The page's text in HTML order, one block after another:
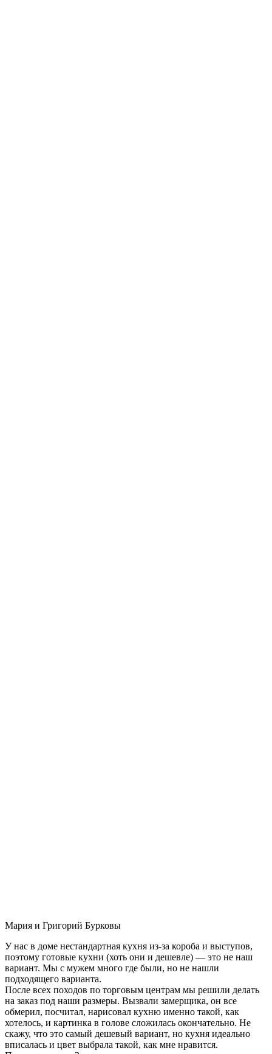
Мария и Григорий Бурковы
У нас в доме нестандартная кухня из-за короба и выступов,
поэтому готовые кухни (хоть они и дешевле) — это не наш
вариант. Мы с мужем много где были, но не нашли
подходящего варианта.
После всех походов по торговым центрам мы решили делать
на заказ под наши размеры. Вызвали замерщика, он все
обмерил, посчитал, нарисовал кухню именно такой, как
хотелось, и картинка в голове сложилась окончательно. Не
скажу, что это самый дешевый вариант, но кухня идеально
вписалась и цвет выбрала такой, как мне нравится.